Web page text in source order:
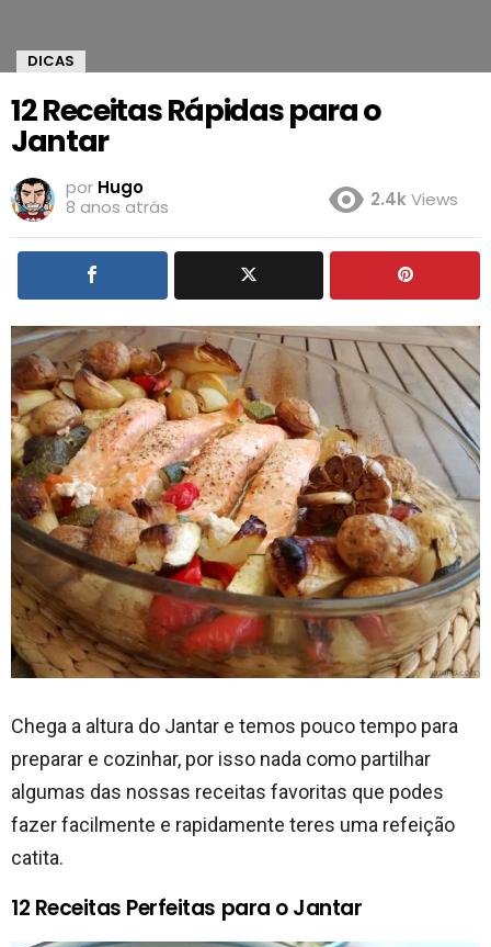
DICAS
12 Receitas Rápidas para o
Jantar
por Hugo
8 anos atrás
2.4kViews
Chega a altura do Jantar e temos pouco tempo para
preparar e cozinhar, por isso nada como partilhar
algumas das nossas receitas favoritas que podes
fazer facilmente e rapidamente teres uma refeição
catita.
12 Receitas Perfeitas para o Jantar